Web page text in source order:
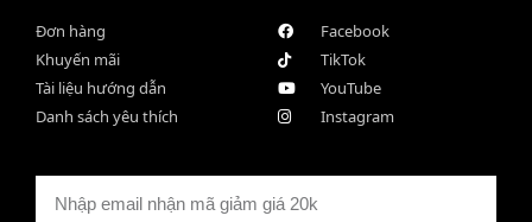
Đơn hàng
Khuyến mãi
Tài liệu hướng dẫn
Danh sách yêu thích
Facebook
TikTok
YouTube
Instagram